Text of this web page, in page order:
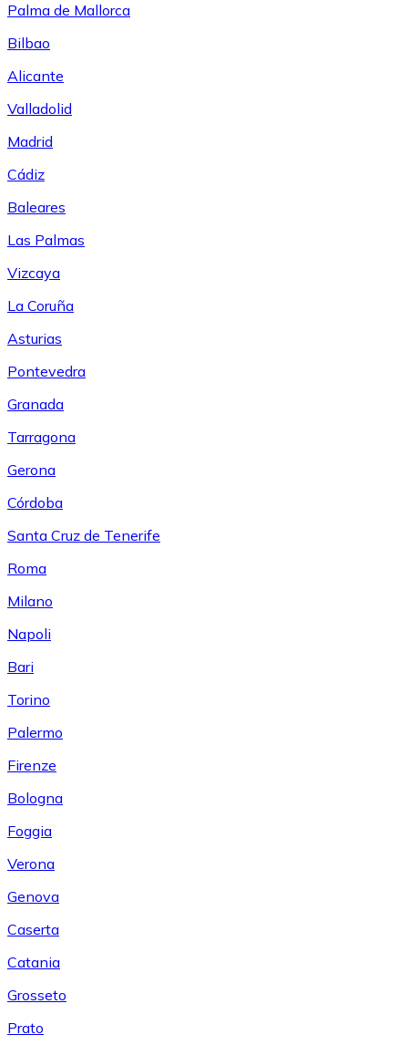
Palma de Mallorca
Bilbao
Alicante
Valladolid
Madrid
Cádiz
Baleares
Las Palmas
Vizcaya
La Coruña
Asturias
Pontevedra
Granada
Tarragona
Gerona
Córdoba
Santa Cruz de Tenerife
Roma
Milano
Napoli
Bari
Torino
Palermo
Firenze
Bologna
Foggia
Verona
Genova
Caserta
Catania
Grosseto
Prato